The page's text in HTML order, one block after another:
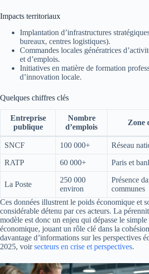
Impacts territoriaux
Implantation d’infrastructures
bureaux, centres logistiques).
Commandes locales génératrices
et d’emplois.
Initiatives en matière de formation
d’innovation locale.
Quelques chiffres clés
Entreprise
publique
Nombre
d’emplois
Zone
SNCF 100 000+ Réseau
RATP 60 000+ Paris et
La Poste
250 000
environ
Présence
communes
Ces données illustrent le poids économique et
considérable détenu par ces acteurs. La
modèle est donc un enjeu qui dépasse le
économique, jouant un rôle clé dans la
davantage d’informations sur les perspectives
2025, voirsecteurs en crise et perspectives.